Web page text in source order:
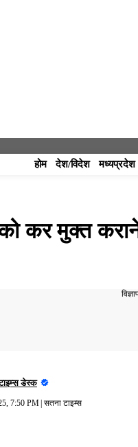
होम देश/विदेश मध्यप्रदेश
कर मुक्त
डेस्क
7:50 PM| सतना टाइम्स